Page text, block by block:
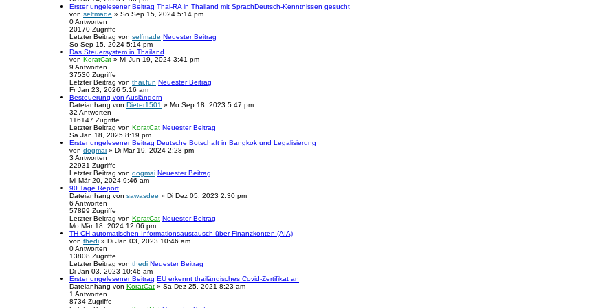
Erster ungelesener Beitrag Thai-RA in Thailand mit SprachDeutsch-Kenntnissen gesucht
von selfmade » So Sep 15, 2024 5:14 pm
0Antworten
20170 Zugriffe
Letzter Beitrag von selfmade Neuester Beitrag
So Sep 15, 2024 5:14 pm
Das Steuersystem in Thailand
von KoratCat » Mi Jun 19, 2024 3:41 pm
9 Antworten
37530 Zugriffe
Letzter Beitrag von thai.fun Neuester Beitrag
Fr Jan 23, 2026 5:16 am
Besteuerung von Ausländern
Dateianhang von Dieter1501 » Mo Sep 18, 2023 5:47 pm
32 Antworten
116147 Zugriffe
Letzter Beitrag von KoratCat Neuester Beitrag
Sa Jan 18, 2025 8:19 pm
Erster ungelesener Beitrag Deutsche Botschaft in Bangkok und Legalisierung
von dogmai » Di Mär 19, 2024 2:28 pm
3 Antworten
22931 Zugriffe
Letzter Beitrag von dogmai Neuester Beitrag
Mi Mär 20, 2024 9:46 am
90 Tage Report
Dateianhang von sawasdee » Di Dez 05, 2023 2:30 pm
6 Antworten
57899 Zugriffe
Letzter Beitrag von KoratCat Neuester Beitrag
Mo Mär 18, 2024 12:06 pm
TH-CH automatischen Informationsaustausch über Finanzkonten (AIA)
von thedi » Di Jan 03, 2023 10:46 am
0Antworten
13808 Zugriffe
Letzter Beitrag von thedi Neuester Beitrag
Di Jan 03, 2023 10:46 am
Erster ungelesener Beitrag EU erkennt thailändisches Covid-Zertifikat an
Dateianhang von KoratCat » Sa Dez 25, 2021 8:23 am
1 Antworten
8734 Zugriffe